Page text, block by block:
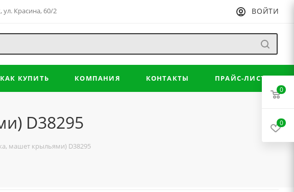
ул. Красина, 60/2 ВОЙТИ
КАК КУПИТЬ КОМПАНИЯ КОНТАКТЫ ПРАЙС-ЛИСТ
D38295
машет крыльями) D38295
0
0